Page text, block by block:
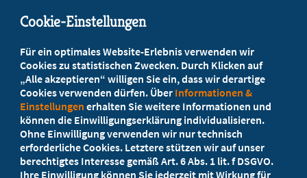
Ihr Landesverband berät Sie!
Ansprechpartner
Werden Sie jetzt Mitglied
5 Vorteile einer MB-Mitgliedschaft
Cookie-Einstellungen
Für ein optimales Website-Erlebnis verwenden wir
Cookies zu statistischen Zwecken. Durch Klicken auf
„Alle akzeptieren“ willigen Sie ein, dass wir derartige
Cookies verwenden dürfen. Über Informationen &
Einstellungen erhalten Sie weitere Informationen und
können die Einwilligungserklärung individualisieren.
Ohne Einwilligung verwenden wir nur technisch
erforderliche Cookies. Letztere stützen wir auf unser
berechtigtes Interesse gemäß Art. 6 Abs. 1 lit. f DSGVO.
Ihre Einwilligung können Sie jederzeit mit Wirkung für